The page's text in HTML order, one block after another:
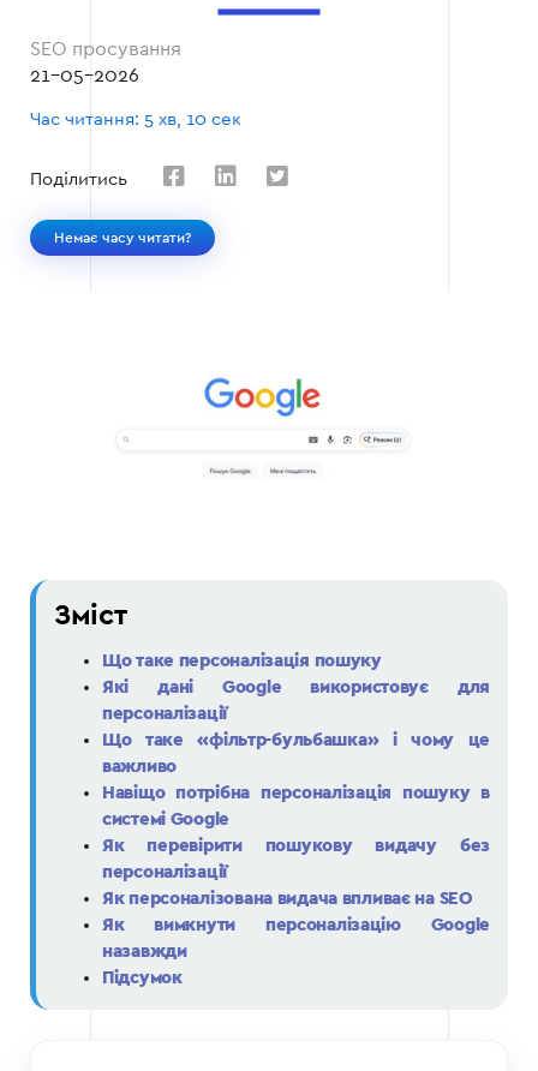
SEO просування
21-05-2026
Час читання: 5 хв, 10 сек
Поділитись
Немає часу читати?
Зміст
Що таке персоналізація пошуку
Які дані Google використовує для
персоналізації
Що таке «фільтр-бульбашка» і чому це
важливо
Навіщо потрібна персоналізація пошуку в
системі Google
Як перевірити пошукову видачу без
персоналізації
Як персоналізована видача впливає на SEO
Як вимкнути персоналізацію Google
назавжди
Підсумок